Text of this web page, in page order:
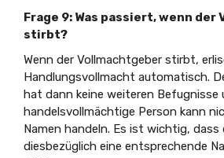
Frage 9: Was passiert, wenn
stirbt?
Wenn der Vollmachtgeber stirbt,
Handlungsvollmacht automatisch.
hat dann keine weiteren Befugnisse
handelsvollmächtige Person kann
Namen handeln. Es ist wichtig, dass
diesbezüglich eine entsprechende